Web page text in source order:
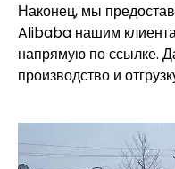
Наконец, мы
Alibaba нашим
напрямую по ссылке.
производство и